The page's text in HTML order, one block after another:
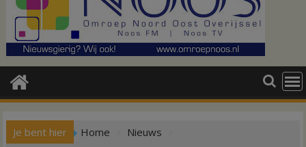
Je bent hier Home
Nieuws